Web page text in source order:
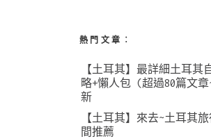
熱門文章︰
【土耳其】最詳細土耳其
略+懶人包 (超過80篇文章
新
【土耳其】來去~土耳其
間推薦